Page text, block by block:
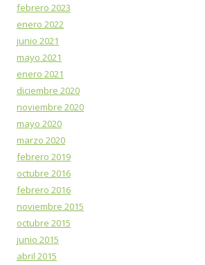
febrero 2023
enero 2022
junio 2021
mayo 2021
enero 2021
diciembre 2020
noviembre 2020
mayo 2020
marzo 2020
febrero 2019
octubre 2016
febrero 2016
noviembre 2015
octubre 2015
junio 2015
abril 2015